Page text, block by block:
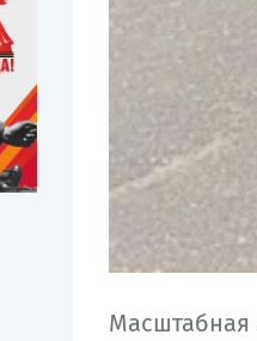
Масштабная